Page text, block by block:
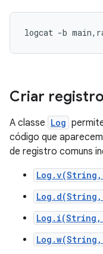
Criar
A classe Log
código que
de registro comuns